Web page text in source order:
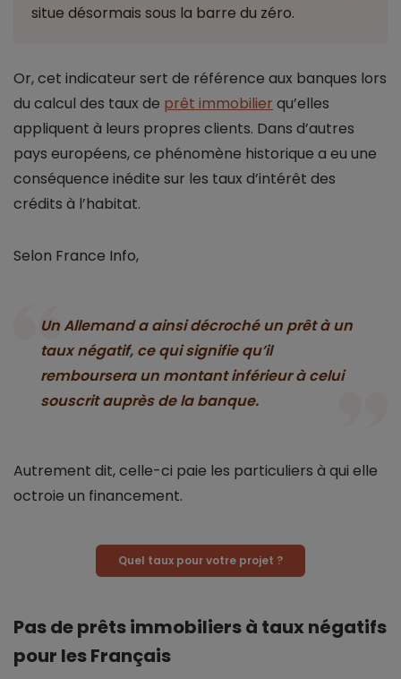
situe désormais sous la barre du zéro.
Or, cet indicateur sert de référence aux banques lors
du calcul des taux de prêt immobilier qu’elles
appliquent à leurs propres clients. Dans d’autres
pays européens, ce phénomène historique a eu une
conséquence inédite sur les taux d’intérêt des
crédits à l’habitat.
Selon France Info,
Un Allemand a ainsi décroché un prêt à un
taux négatif, ce qui signifie qu’il
remboursera un montant inférieur à celui
souscrit auprès de la banque.
Autrement dit, celle-ci paie les particuliers à qui elle
octroie un financement.
Quel taux pour votre projet ?
Pas de prêts immobiliers à taux négatifs
pour les Français